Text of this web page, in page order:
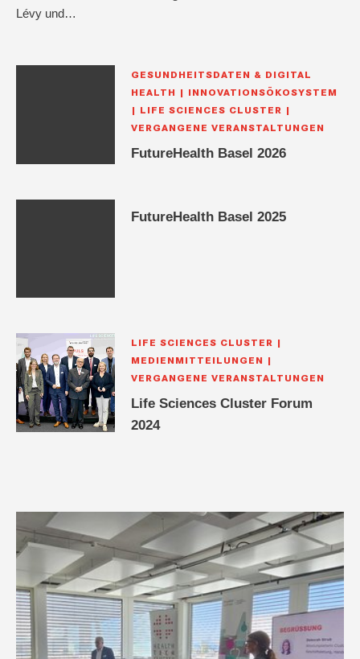
Lévy und…
GESUNDHEITSDATEN & DIGITAL
HEALTH
INNOVATIONSÖKOSYSTEM
LIFE SCIENCES CLUSTER
VERGANGENE VERANSTALTUNGEN
FutureHealth Basel 2026
FutureHealth Basel 2025
LIFE SCIENCES CLUSTER
MEDIENMITTEILUNGEN
VERGANGENE VERANSTALTUNGEN
Life Sciences Cluster Forum
2024